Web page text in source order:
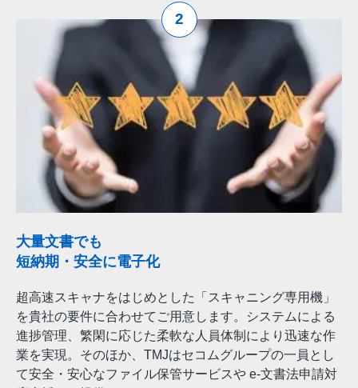
2
大量文書でも
短納期・安全に電子化
超高速スキャナをはじめとした「スキャニング専用機」
を貴社の要件に合わせてご用意します。システムによる
進捗管理、繁閑に応じた柔軟な人員体制により迅速な作
業を実現。そのほか、TMJはセコムグループの一員とし
て安全・安心なファイル保管サービスや e-文書法申請対